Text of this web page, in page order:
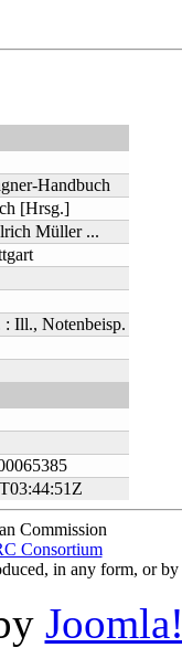
Handbuch
[Hrsg.]
Müller ...
Ill., Notenbeisp.
Commission
Consortium
in any form, or